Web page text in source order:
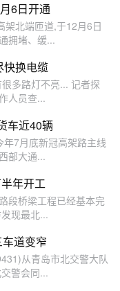
6日开通
架北端匝道,于12月6日
拥堵、缓...
快换电缆
多路灯不亮... 记者探
人员查...
车近40辆
7月底新冠高架路主线
部大通...
年开工
段桥梁工程已经基本完
现最北...
道变窄
从青岛市北交警大队
警会同...